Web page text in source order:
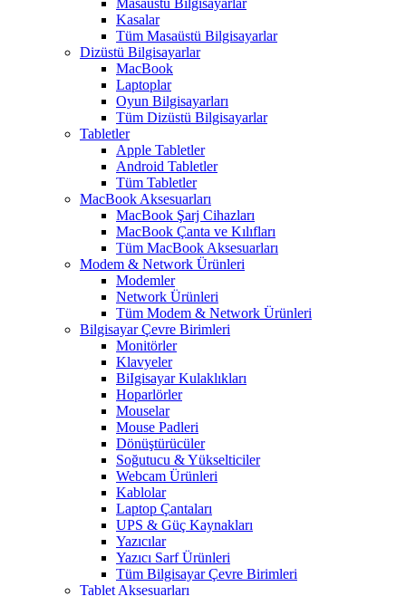
Masaüstü Bilgisayarlar
Kasalar
Tüm Masaüstü Bilgisayarlar
Dizüstü Bilgisayarlar
MacBook
Laptoplar
Oyun Bilgisayarları
Tüm Dizüstü Bilgisayarlar
Tabletler
Apple Tabletler
Android Tabletler
Tüm Tabletler
MacBook Aksesuarları
MacBook Şarj Cihazları
MacBook Çanta ve Kılıfları
Tüm MacBook Aksesuarları
Modem & Network Ürünleri
Modemler
Network Ürünleri
Tüm Modem & Network Ürünleri
Bilgisayar Çevre Birimleri
Monitörler
Klavyeler
BiIgisayar Kulaklıkları
Hoparlörler
Mouselar
Mouse Padleri
Dönüştürücüler
Soğutucu & Yükselticiler
Webcam Ürünleri
Kablolar
Laptop Çantaları
UPS & Güç Kaynakları
Yazıcılar
Yazıcı Sarf Ürünleri
Tüm Bilgisayar Çevre Birimleri
Tablet Aksesuarları